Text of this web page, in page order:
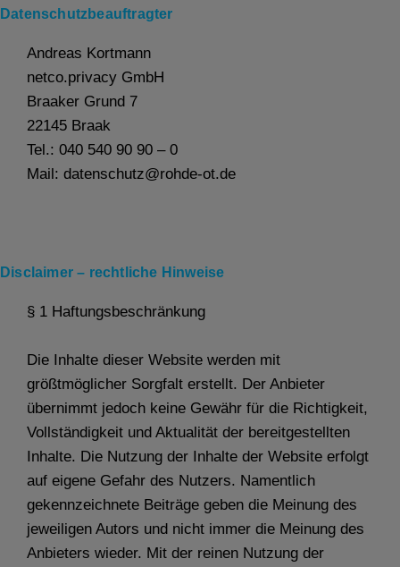
Datenschutzbeauftragter
Andreas Kortmann
netco.privacy GmbH
Braaker Grund 7
22145 Braak
Tel.: 040 540 90 90 – 0
Mail: datenschutz@rohde-ot.de
Disclaimer – rechtliche Hinweise
§ 1 Haftungsbeschränkung
Die Inhalte dieser Website werden mit
größtmöglicher Sorgfalt erstellt. Der Anbieter
übernimmt jedoch keine Gewähr für die Richtigkeit,
Vollständigkeit und Aktualität der bereitgestellten
Inhalte. Die Nutzung der Inhalte der Website erfolgt
auf eigene Gefahr des Nutzers. Namentlich
gekennzeichnete Beiträge geben die Meinung des
jeweiligen Autors und nicht immer die Meinung des
Anbieters wieder. Mit der reinen Nutzung der